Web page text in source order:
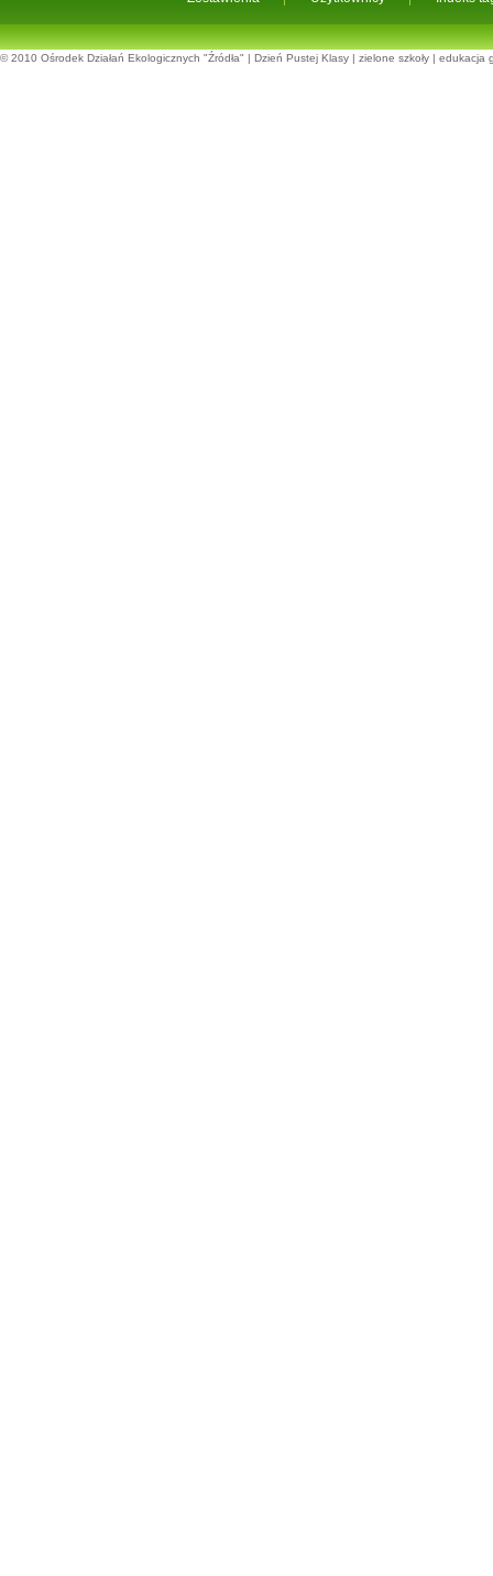
© 2010 Ośrodek Działań Ekologicznych "Źródła" | Dzień Pustej Klasy | zielone szkoły | edukacja